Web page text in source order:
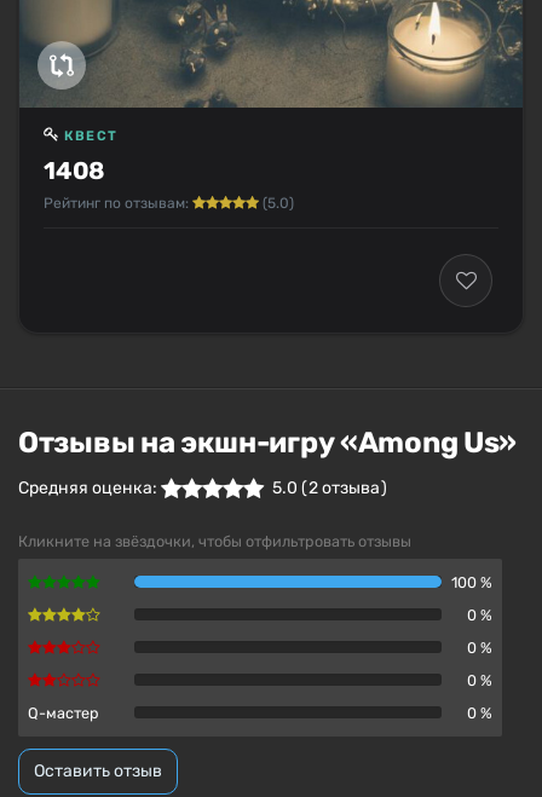
1408
КВЕСТ
Рейтинг по отзывам: (5.0)
Отзывы на экшн-игру «Among Us»
Средняя оценка: 5.0 (2отзыва )
Кликните на звёздочки, чтобы отфильтровать отзывы
100 %
0 %
0 %
0 %
Q-мастер
0 %
Оставить отзыв